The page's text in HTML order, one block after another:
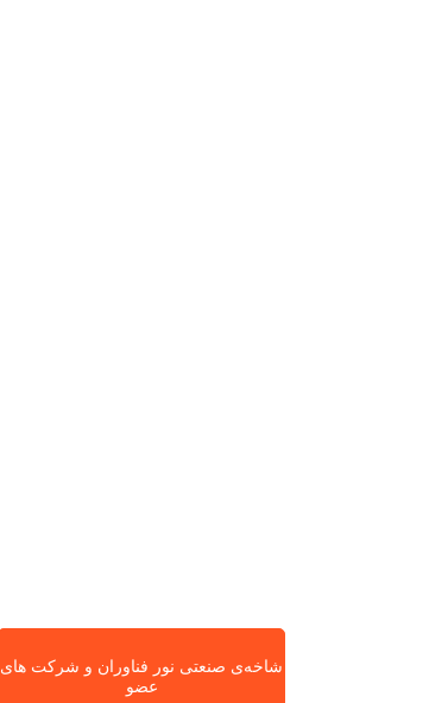
شاخه‌ی صنعتی نور فناوران و شرکت های
عضو